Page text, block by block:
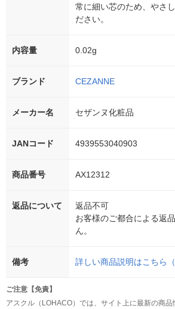
常に細い芯のため、やさ
ださい。
内容量 0.02g
ブランド CEZANNE
メーカー名 セザンヌ化粧品
JANコード 4939553040903
商品番号 AX12312
返品について
返品不可
お客様のご都合による返
ん。
備考 詳しい商品説明はこちら
ご注意【免責】
アスクル（LOHACO）では、サイト上に最新の商